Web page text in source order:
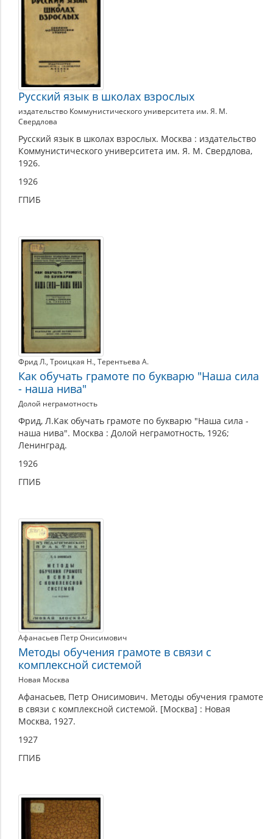
Русский язык в школах взрослых
издательство Коммунистического университета им. Я. М.
Свердлова
Русский язык в школах взрослых. Москва : издательство
Коммунистического университета им. Я. М. Свердлова,
1926.
1926
ГПИБ
Фрид Л., Троицкая Н., Терентьева А.
Как обучать грамоте по букварю "Наша сила
- наша нива"
Долой неграмотность
Фрид, Л.Как обучать грамоте по букварю "Наша сила -
наша нива". Москва : Долой неграмотность, 1926;
Ленинград.
1926
ГПИБ
Афанасьев Петр Онисимович
Методы обучения грамоте в связи с
комплексной системой
Новая Москва
Афанасьев, Петр Онисимович. Методы обучения грамоте
в связи с комплексной системой. [Москва] : Новая
Москва, 1927.
1927
ГПИБ